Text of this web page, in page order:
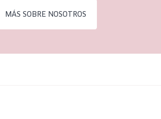
MÁS SOBRE NOSOTROS